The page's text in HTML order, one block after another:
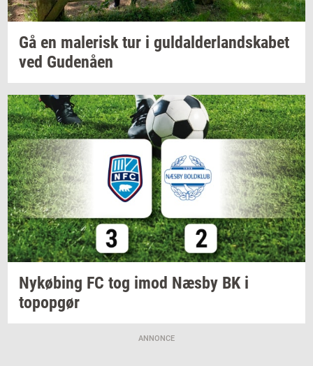
Gå en ma­le­risktur i gul­dal­der­land­ska­bet
ved Gu­denå­en
Ny­kø­bing FC tog imod Næsby BK i
topop­gør
ANNONCE